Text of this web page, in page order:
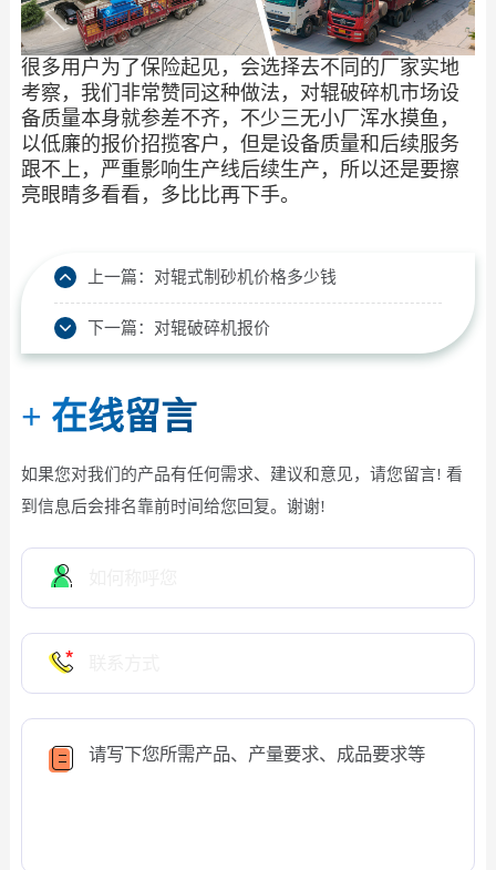
很多用户为了保险起见，会选择去不同的厂家实地
考察，我们非常赞同这种做法，对辊破碎机市场设
备质量本身就参差不齐，不少三无小厂浑水摸鱼，
以低廉的报价招揽客户，但是设备质量和后续服务
跟不上，严重影响生产线后续生产，所以还是要擦
亮眼睛多看看，多比比再下手。
上一篇： 对辊式制砂机价格多少钱
下一篇： 对辊破碎机报价
+ 在线留言
如果您对我们的产品有任何需求、建议和意见，请您留言! 看
到信息后会排名靠前时间给您回复。谢谢!